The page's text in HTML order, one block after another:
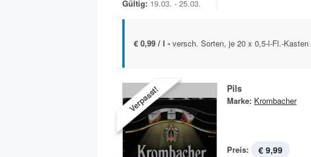
Gültig: 19.03. - 25.03.
€ 0,99 / l - versch. Sorten, je 20 x 0,5-l-Fl.-
Verpasst! Pils
Marke: Krombacher
Preis: € 9,99